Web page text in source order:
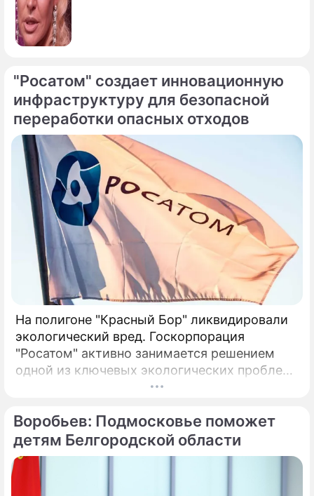
"Росатом" создает инновационную
инфраструктуру для безопасной
переработки опасных отходов
На полигоне "Красный Бор" ликвидировали
экологический вред. Госкорпорация
"Росатом" активно занимается решением
одной из ключевых экологических проблем
в Ленинградской области – ликвидацией
промышленных отходов "Красный Бор".
Воробьев: Подмосковье поможет
детям Белгородской области